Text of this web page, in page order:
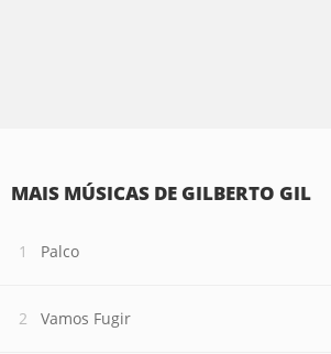
MAIS MÚSICAS DE GILBERTO GIL
Palco
Vamos Fugir